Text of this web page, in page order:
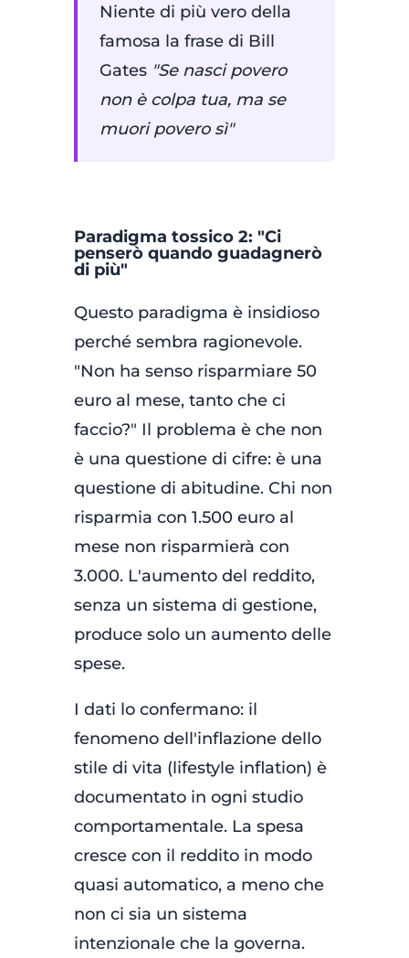
Niente di più vero della
famosa la frase di Bill
Gates "Se nasci povero
non è colpa tua, ma se
muori povero sì"
Paradigma tossico 2: "Ci
penserò quando guadagnerò
di più"
Questo paradigma è insidioso
perché sembra ragionevole.
"Non ha senso risparmiare 50
euro al mese, tanto che ci
faccio?" Il problema è che non
è una questione di cifre: è una
questione di abitudine. Chi non
risparmia con 1.500 euro al
mese non risparmierà con
3.000. L'aumento del reddito,
senza un sistema di gestione,
produce solo un aumento delle
spese.
I dati lo confermano: il
fenomeno dell'inflazione dello
stile di vita (lifestyle inflation) è
documentato in ogni studio
comportamentale. La spesa
cresce con il reddito in modo
quasi automatico, a meno che
non ci sia un sistema
intenzionale che la governa.